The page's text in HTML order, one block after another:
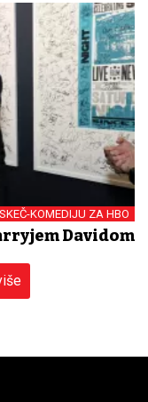
KOMEDIJU ZA HBO
Davidom